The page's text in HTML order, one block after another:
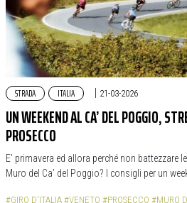
STRADA ITALIA | 21-03-2026
UN WEEKEND AL CA’ DEL POGGIO,
PROSECCO
E’ primavera ed allora perché non battezzare
Muro del Ca’ del Poggio? I consigli per un
#GIRO D'ITALIA #VENETO #PROSECCO #MURO